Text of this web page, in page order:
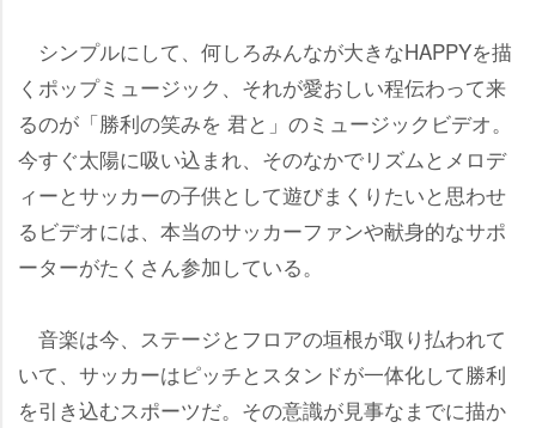
シンプルにして、何しろみんなが大きなHAPPYを描
くポップミュージック、それが愛おしい程伝わって来
るのが「勝利の笑みを 君と」のミュージックビデオ。
今すぐ太陽に吸い込まれ、そのなかでリズムとメロデ
ィーとサッカーの子供として遊びまくりたいと思わせ
るビデオには、本当のサッカーファンや献身的なサポ
ーターがたくさん参加している。
音楽は今、ステージとフロアの垣根が取り払われて
いて、サッカーはピッチとスタンドが一体化して勝利
を引き込むスポーツだ。その意識が見事なまでに描か